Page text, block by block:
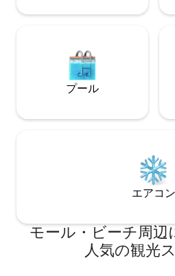
プール
エアコン
モール・ビーチ⁠周⁠辺⁠
人⁠気⁠の観⁠光⁠